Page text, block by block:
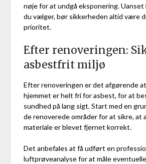
nøje for at undgå eksponering.
du vælger, bør sikkerheden altid være
prioritet.
Efter renoveringen:
asbestfrit miljø
Efter renoveringen er det afgørende
hjemmet er helt fri for asbest, for at
sundhed på lang sigt. Start med en
de renoverede områder for at sikre, at
materiale er blevet fjernet korrekt.
Det anbefales at få udført en
luftprøveanalyse for at måle